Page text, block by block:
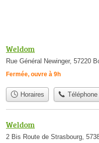
Weldom
Rue Général Newinger, 57220
Fermée, ouvre à 9h
Horaires Téléphone
Weldom
2 Bis Route de Strasbourg,